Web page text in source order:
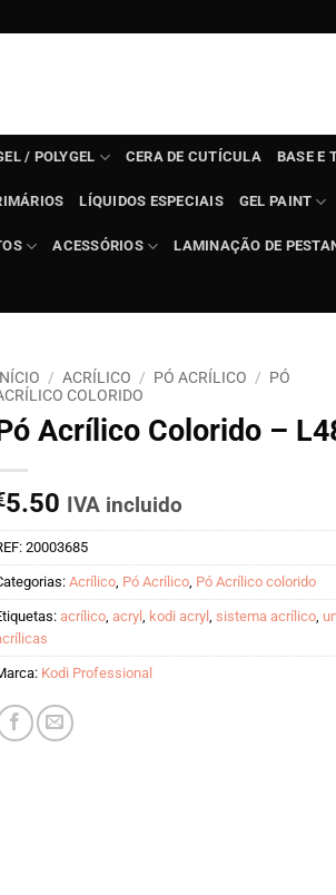
/ POLYGEL CERA DE CUTÍCULA BASE E
LÍQUIDOS ESPECIAIS GEL PAINT
ACESSÓRIOS LAMINAÇÃO DE
/ ACRÍLICO / PÓ ACRÍLICO / PÓ
COLORIDO
Acrílico Colorido –
5.50 IVA incluido
20003685
Acrílico Pó Acrílico Pó Acrílico colorido
acrílico acryl kodi acryl sistema acrílico
Kodi Professional